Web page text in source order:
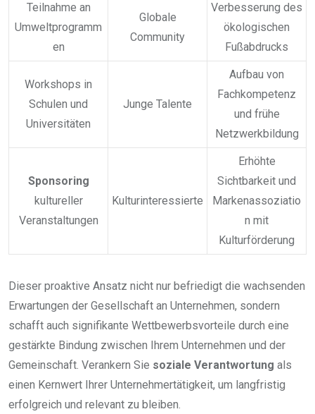
Teilnahme an
Umweltprogramm
en
Globale
Community
Verbesserung des
ökologischen
Fußabdrucks
Workshops in
Schulen und
Universitäten
Junge Talente
Aufbau von
Fachkompetenz
und frühe
Netzwerkbildung
Sponsoring
kultureller
Veranstaltungen
Kulturinteressierte
Erhöhte
Sichtbarkeit und
Markenassoziatio
n mit
Kulturförderung
Dieser proaktive Ansatz nicht nur befriedigt die wachsenden
Erwartungen der Gesellschaft an Unternehmen, sondern
schafft auch signifikante Wettbewerbsvorteile durch eine
gestärkte Bindung zwischen Ihrem Unternehmen und der
Gemeinschaft. Verankern Sie soziale Verantwortung als
einen Kernwert Ihrer Unternehmertätigkeit, um langfristig
erfolgreich und relevant zu bleiben.